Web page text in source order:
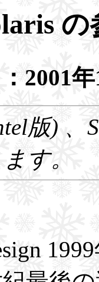
2001
版)
す。